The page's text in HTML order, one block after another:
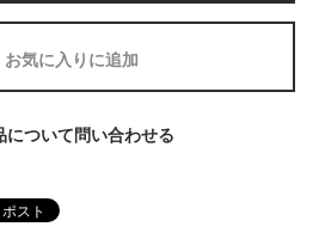
お気に入りに追加
について問い合わせる